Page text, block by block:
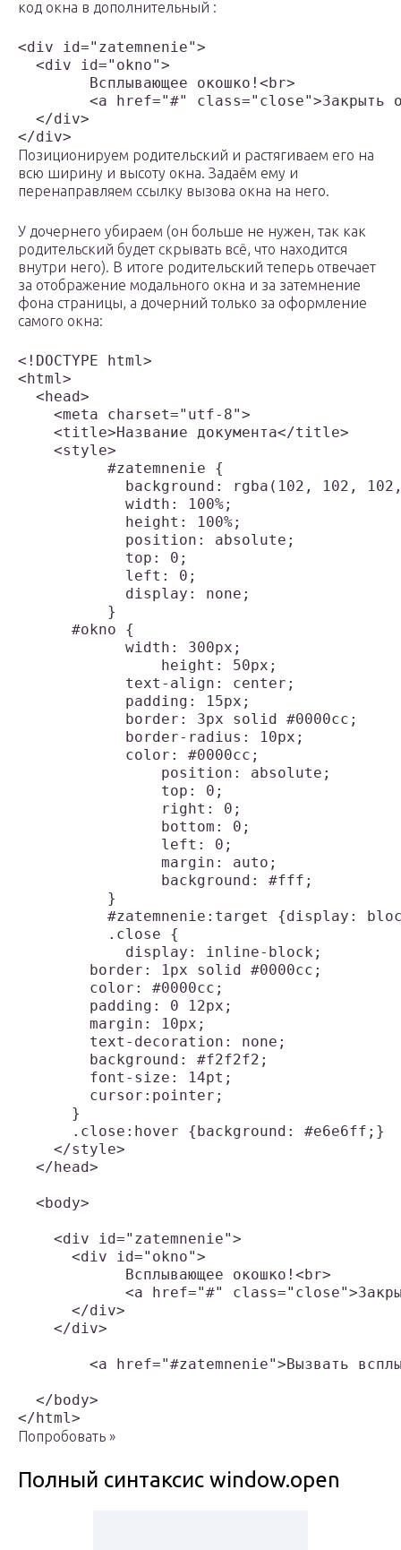
код окна в дополнительный :
<div id="zatemnenie">
  <div id="okno">
  </div>
Позиционируем родительский и растягиваем его на
всю ширину и высоту окна. Задаём ему и
перенаправляем ссылку вызова окна на него.
У дочернего убираем (он больше не нужен, так как
родительский будет скрывать всё, что находится
внутри него). В итоге родительский теперь отвечает
за отображение модального окна и за затемнение
фона страницы, а дочерний только за оформление
самого окна:
<!DOCTYPE html>
<html>
  <head>
    <meta charset="utf-8">
    <title>Название документа</title>
    <style>
      #okno {
        border: 1px solid #0000cc;
        color: #0000cc;
        padding: 0 12px;
        margin: 10px;
        text-decoration: none;
        background: #f2f2f2;
        font-size: 14pt;
        cursor:pointer;
      }
      .close:hover {background: #e6e6ff;}
    </style>
  </head>
  <body>
    <div id="zatemnenie">
      <div id="okno">
      </div>
    </div>
  </body>
Попробовать »
Полный синтаксис window.open